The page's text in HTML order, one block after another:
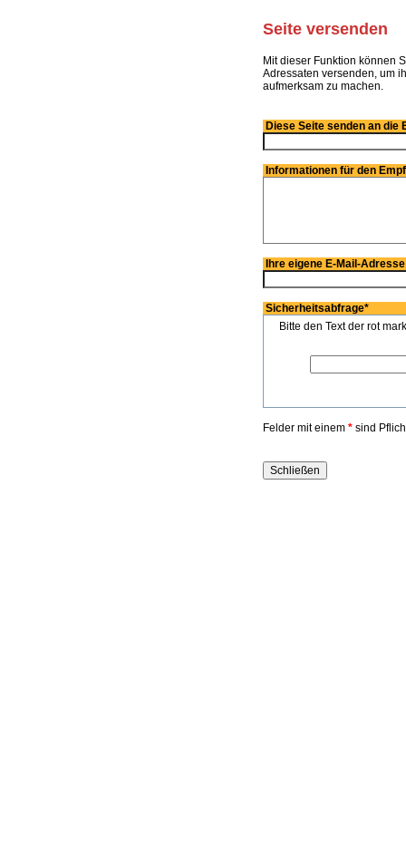
Seite versenden
Mit dieser Funktion können
Adressaten versenden, um
aufmerksam zu machen.
Diese Seite senden an die
Informationen für den
Ihre eigene E-Mail-
Sicherheitsabfrage*
Bitte den Text der rot
Felder mit einem * sind